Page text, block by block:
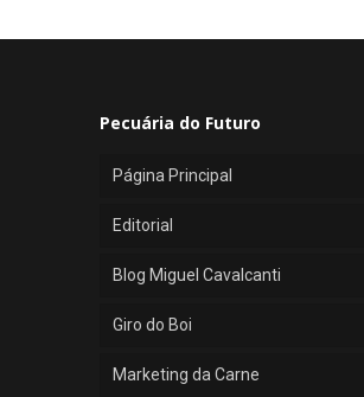
Pecuária do Futuro
Página Principal
Editorial
Blog Miguel Cavalcanti
Giro do Boi
Marketing da Carne